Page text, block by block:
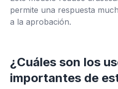
permite una respuesta
a la aprobación.
¿Cuáles son los
importantes de